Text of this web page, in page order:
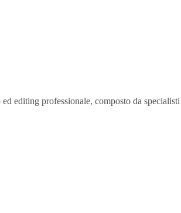
editing professionale, composto da